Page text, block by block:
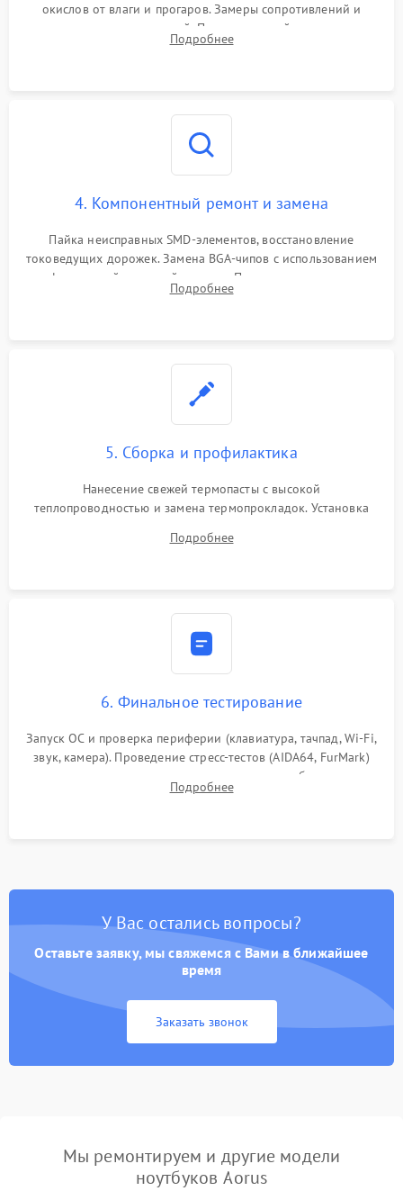
окислов от влаги и прогаров. Замеры сопротивлений и
дежурных напряжений. Проверка цепей питания,
мультиконтроллера, процессора и видеочипа.
Подробнее
4. Компонентный ремонт и замена
Пайка неисправных SMD-элементов, восстановление
токоведущих дорожек. Замена BGA-чипов с использованием
инфракрасной паяльной станции. Прошивка микросхемы
BIOS или замена поврежденных портов USB
Подробнее
5. Сборка и профилактика
Нанесение свежей термопасты с высокой
теплопроводностью и замена термопрокладок. Установка
шлейфов, модулей памяти и накопителей. Предварительная
Подробнее
6. Финальное тестирование
Запуск ОС и проверка периферии (клавиатура, тачпад, Wi-Fi,
звук, камера). Проведение стресс-тестов (AIDA64, FurMark)
для контроля температурного режима и стабильности
системы под пиковой нагрузкой.
Подробнее
У Вас остались вопросы?
Оставьте заявку, мы свяжемся с Вами в ближайшее
время
Заказать звонок
Мы ремонтируем и другие модели
ноутбуков Aorus